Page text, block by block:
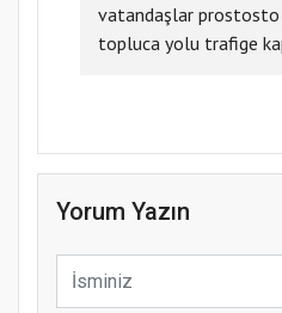
vatandaşlar prostosto
topluca yolu trafige
Yorum Yazın